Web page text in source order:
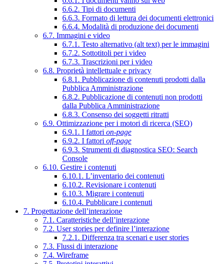
6.6.2. Tipi di documenti
6.6.3. Formato di lettura dei documenti elettronici
6.6.4. Modalità di produzione dei documenti
6.7. Immagini e video
6.7.1. Testo alternativo (alt text) per le immagini
6.7.2. Sottotitoli per i video
6.7.3. Trascrizioni per i video
6.8. Proprietà intellettuale e privacy
6.8.1. Pubblicazione di contenuti prodotti dalla
Pubblica Amministrazione
6.8.2. Pubblicazione di contenuti non prodotti
dalla Pubblica Amministrazione
6.8.3. Consenso dei soggetti ritratti
6.9. Ottimizzazione per i motori di ricerca (SEO)
6.9.1. I fattori on-page
6.9.2. I fattori off-page
6.9.3. Strumenti di diagnostica SEO: Search
Console
6.10. Gestire i contenuti
6.10.1. L’inventario dei contenuti
6.10.2. Revisionare i contenuti
6.10.3. Migrare i contenuti
6.10.4. Pubblicare i contenuti
7. Progettazione dell’interazione
7.1. Caratteristiche dell’interazione
7.2. User stories per definire l’interazione
7.2.1. Differenza tra scenari e user stories
7.3. Flussi di interazione
7.4. Wireframe